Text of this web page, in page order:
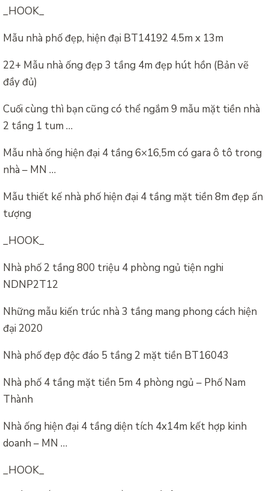
_HOOK_
Mẫu nhà phố đẹp, hiện đại BT14192 4.5m x 13m
22+ Mẫu nhà ống đẹp 3 tầng 4m đẹp hút hồn (Bản vẽ
đầy đủ)
Cuối cùng thì bạn cũng có thể ngắm 9 mẫu mặt tiền nhà
2 tầng 1 tum …
Mẫu nhà ống hiện đại 4 tầng 6×16,5m có gara ô tô trong
nhà – MN …
Mẫu thiết kế nhà phố hiện đại 4 tầng mặt tiền 8m đẹp ấn
tượng
_HOOK_
Nhà phố 2 tầng 800 triệu 4 phòng ngủ tiện nghi
NDNP2T12
Những mẫu kiến trúc nhà 3 tầng mang phong cách hiện
đại 2020
Nhà phố đẹp độc đáo 5 tầng 2 mặt tiền BT16043
Nhà phố 4 tầng mặt tiền 5m 4 phòng ngủ – Phố Nam
Thành
Nhà ống hiện đại 4 tầng diện tích 4x14m kết hợp kinh
doanh – MN …
_HOOK_